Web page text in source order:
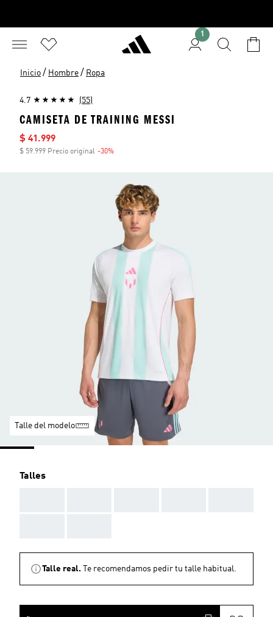
1
Inicio / Hombre / Ropa
4.7 (55)
CAMISETA DE TRAINING MESSI
Precio de venta
$ 41.999
$ 59.999 Precio original -30%
Talle del modelo
Talles
Talle real. Te recomendamos pedir tu talle habitual.